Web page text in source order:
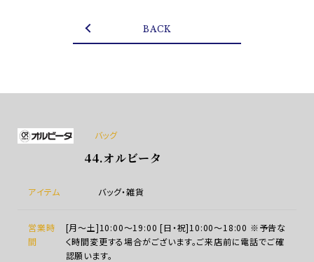
BACK
バッグ
44.オルビータ
アイテム バッグ・雑貨
営業時
間
[月～土]10:00～19:00 [日・祝]10:00～18:00 ※予告な
く時間変更する場合がございます。ご来店前に電話でご確
認願います。